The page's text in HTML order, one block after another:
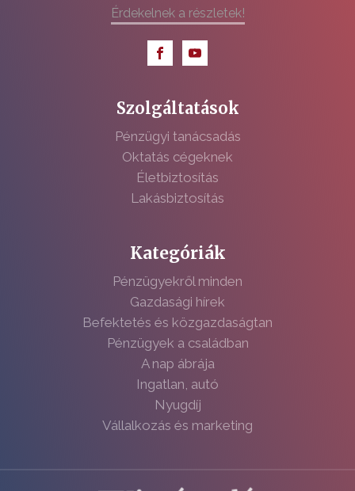
Érdekelnek a részletek!
Szolgáltatások
Pénzügyi tanácsadás
Oktatás cégeknek
Életbiztosítás
Lakásbiztosítás
Kategóriák
Pénzügyekről minden
Gazdasági hírek
Befektetés és közgazdaságtan
Pénzügyek a családban
A nap ábrája
Ingatlan, autó
Nyugdíj
Vállalkozás és marketing